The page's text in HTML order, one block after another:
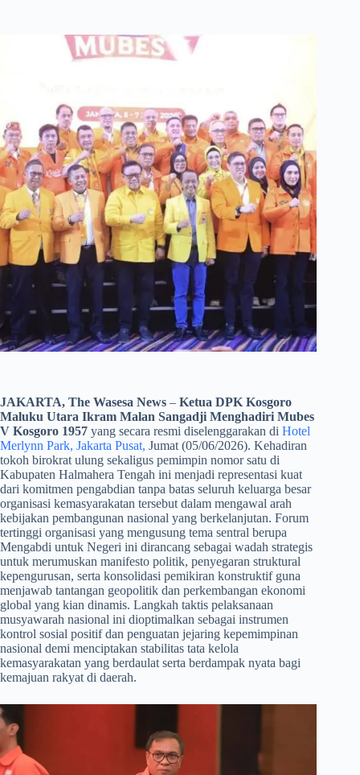
JAKARTA, The Wasesa News – Ketua DPK Kosgoro
Maluku Utara Ikram Malan Sangadji Menghadiri Mubes
V Kosgoro 1957 yang secara resmi diselenggarakan di Hotel
Merlynn Park, Jakarta Pusat, Jumat (05/06/2026). Kehadiran
tokoh birokrat ulung sekaligus pemimpin nomor satu di
Kabupaten Halmahera Tengah ini menjadi representasi kuat
dari komitmen pengabdian tanpa batas seluruh keluarga besar
organisasi kemasyarakatan tersebut dalam mengawal arah
kebijakan pembangunan nasional yang berkelanjutan. Forum
tertinggi organisasi yang mengusung tema sentral berupa
Mengabdi untuk Negeri ini dirancang sebagai wadah strategis
untuk merumuskan manifesto politik, penyegaran struktural
kepengurusan, serta konsolidasi pemikiran konstruktif guna
menjawab tantangan geopolitik dan perkembangan ekonomi
global yang kian dinamis. Langkah taktis pelaksanaan
musyawarah nasional ini dioptimalkan sebagai instrumen
kontrol sosial positif dan penguatan jejaring kepemimpinan
nasional demi menciptakan stabilitas tata kelola
kemasyarakatan yang berdaulat serta berdampak nyata bagi
kemajuan rakyat di daerah.